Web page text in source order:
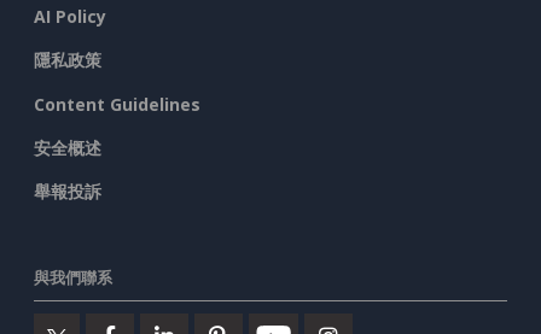
AI Policy
隱私政策
Content Guidelines
安全概述
舉報投訴
與我們聯系